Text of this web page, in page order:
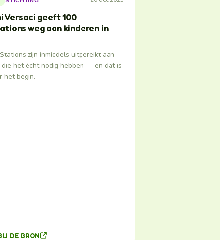
Versaci geeft 100
weg aan kinderen in
zijn inmiddels uitgereikt aan
die het écht nodig hebben — en dat is
het begin.
DE BRON